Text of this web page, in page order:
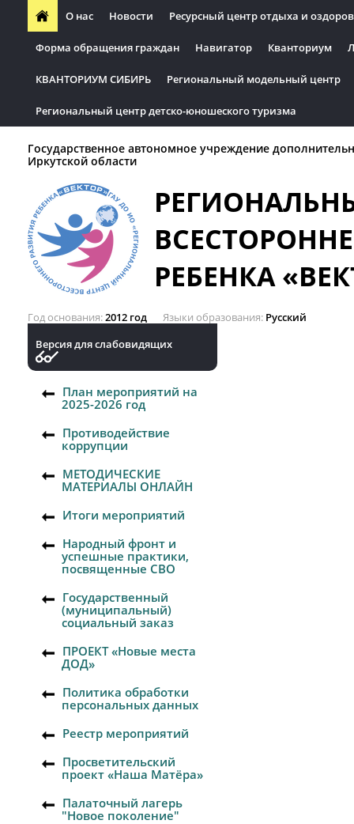
О нас Новости Ресурсный центр отдыха и
Форма обращения граждан Навигатор Кванториум
КВАНТОРИУМ СИБИРЬ Региональный модельный центр
Региональный центр детско-юношеского туризма
Государственное автономное учреждение
Иркутской области
РЕБЕНКА
Год основания 2012 год Языки образования Русский
Версия для слабовидящих
План мероприятий на
2025-2026 год
Противодействие
коррупции
МЕТОДИЧЕСКИЕ
МАТЕРИАЛЫ ОНЛАЙН
Итоги мероприятий
Народный фронт и
успешные практики,
посвященные СВО
Государственный
(муниципальный)
социальный заказ
ПРОЕКТ «Новые места
ДОД»
Политика обработки
персональных данных
Реестр мероприятий
Просветительский
проект «Наша Матёра»
Палаточный лагерь
"Новое поколение"